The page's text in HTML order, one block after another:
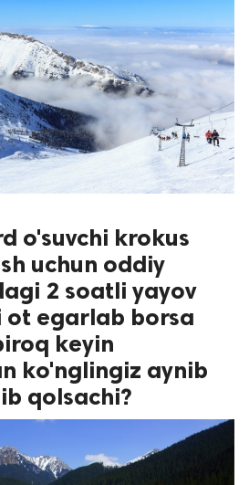
o'suvchi krokus
uchun oddiy
2 soatli yayov
ot egarlab borsa
keyin
ko'nglingiz aynib
qolsachi?